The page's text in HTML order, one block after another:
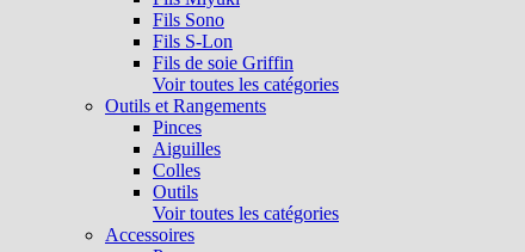
Fils Sono
Fils S-Lon
Fils de soie Griffin
Voir toutes les catégories
Outils et Rangements
Pinces
Aiguilles
Colles
Outils
Voir toutes les catégories
Accessoires